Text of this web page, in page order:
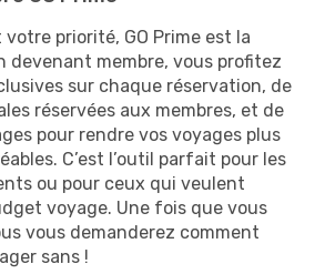
priorité, GO Prime est la
devenant membre, vous profitez
sur chaque réservation, de
réservées aux membres, et de
pour rendre vos voyages plus
C’est l’outil parfait pour les
ou pour ceux qui veulent
voyage. Une fois que vous
vous demanderez comment
sans !